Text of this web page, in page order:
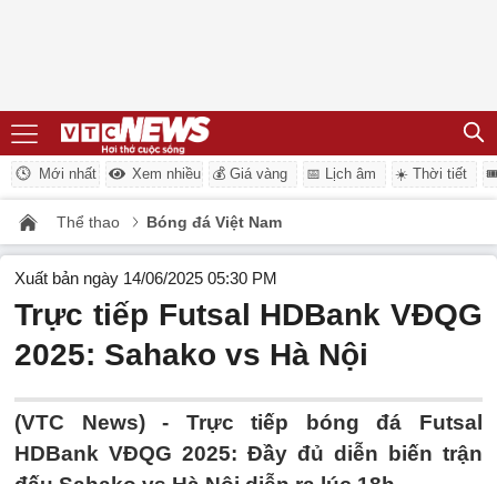
Mới nhất Xem nhiều 💰 Giá vàng 📅 Lịch âm ☀️ Thời tiết
Thể thao Bóng đá Việt Nam
Xuất bản ngày 14/06/2025 05:30 PM
Trực tiếp Futsal HDBank VĐQG
2025: Sahako vs Hà Nội
(VTC News) - Trực tiếp bóng đá Futsal
HDBank VĐQG 2025: Đầy đủ diễn biến trận